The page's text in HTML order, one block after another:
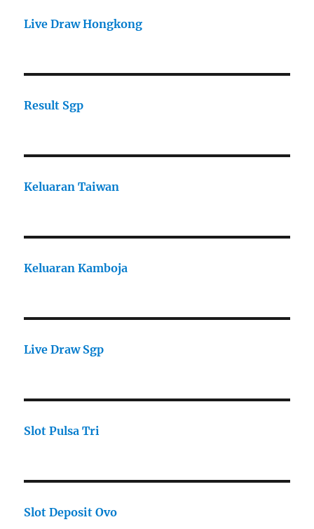
Live Draw Hongkong
Result Sgp
Keluaran Taiwan
Keluaran Kamboja
Live Draw Sgp
Slot Pulsa Tri
Slot Deposit Ovo